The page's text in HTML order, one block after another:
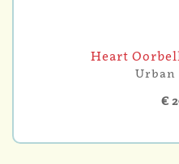
Heart
Urban
€